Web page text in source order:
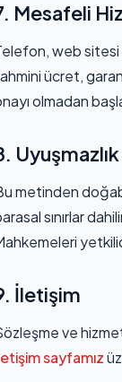
Mesafeli
web sitesi
ücret,
olmadan
metinden
sınırlar
İletişim
ve
sayfamız